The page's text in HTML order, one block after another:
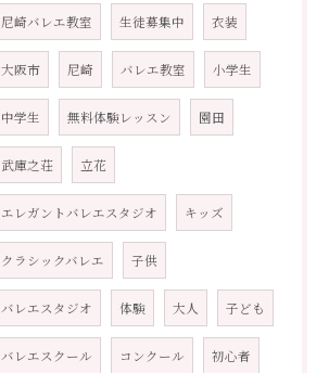
尼崎バレエ教室 生徒募集中 衣装
大阪市 尼崎 バレエ教室 小学生
中学生 無料体験レッスン 園田
武庫之荘 立花
エレガントバレエスタジオ キッズ
クラシックバレエ 子供
バレエスタジオ 体験 大人 子ども
バレエスクール コンクール 初心者